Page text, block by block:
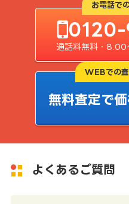
お電話で
通話料無料・8:00
WEBでの査
無料査定で
よくあるご質問